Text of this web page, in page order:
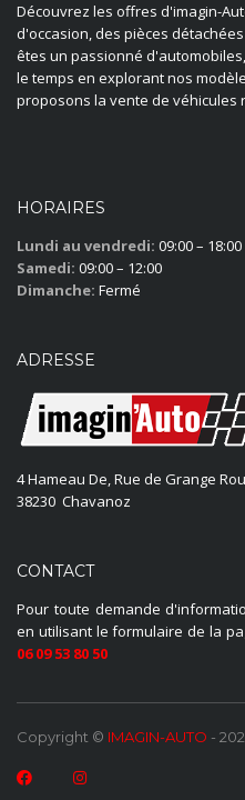
Découvrez les offres d'imagin-
d'occasion, des pièces
êtes un passionné
le temps en explorant nos
proposons la vente de véhicules
HORAIRES
Lundi au vendredi: 09:00 – 18:00
Samedi: 09:00 – 12:00
Dimanche: Fermé
ADRESSE
4 Hameau De, Rue de Grange
38230 Chavanoz
CONTACT
Pour toute demande
en utilisant le formulaire de la
06 09 53 80 50
Copyright © IMAGIN-AUTO -